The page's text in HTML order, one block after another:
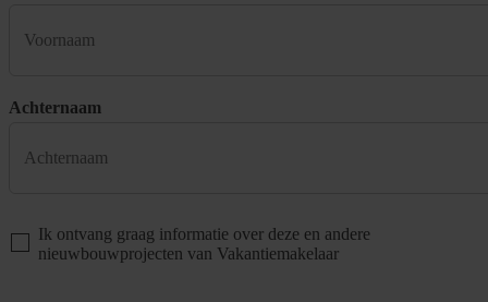
Achternaam
Ik ontvang graag informatie over deze en andere
nieuwbouwprojecten van Vakantiemakelaar